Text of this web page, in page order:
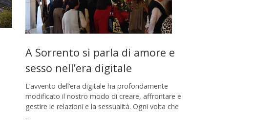
A Sorrento si parla di amore e
sesso nell’era digitale
L’avvento dell’era digitale ha profondamente
modificato il nostro modo di creare, affrontare e
gestire le relazioni e la sessualità. Ogni volta che
…